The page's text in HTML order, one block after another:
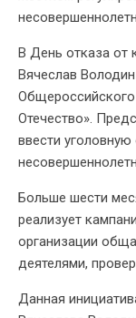
В День отказа от
Вячеслав
Отечество».
ввести
Больше шести
реализует
организации
деятелями,
Данная